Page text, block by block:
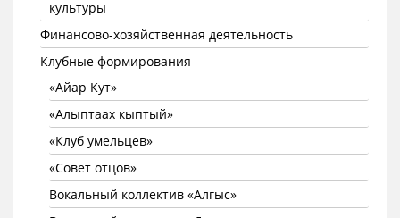
культуры
Финансово-хозяйственная деятельность
Клубные формирования
«Айар Кут»
«Алыптаах кыптый»
«Клуб умельцев»
«Совет отцов»
Вокальный коллектив «Алгыс»